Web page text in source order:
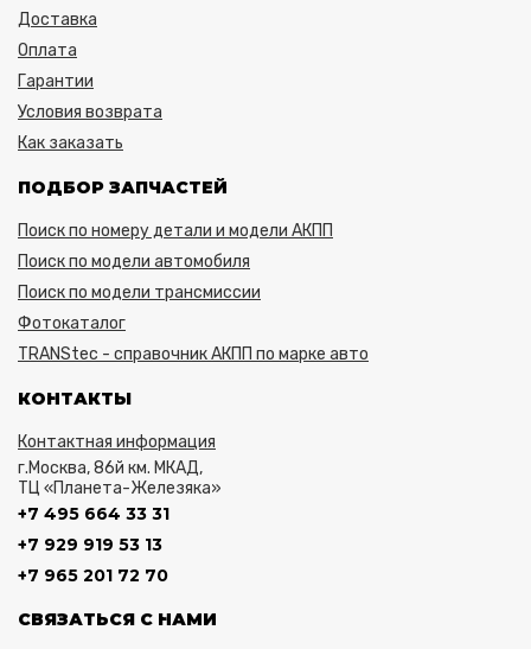
Доставка
Оплата
Гарантии
Условия возврата
Как заказать
ПОДБОР ЗАПЧАСТЕЙ
Поиск по номеру детали и модели АКПП
Поиск по модели автомобиля
Поиск по модели трансмиссии
Фотокаталог
TRANStec - справочник АКПП по марке авто
КОНТАКТЫ
Контактная информация
г.Москва, 86й км. МКАД,
ТЦ «Планета-Железяка»
+7 495 664 33 31
+7 929 919 53 13
+7 965 201 72 70
СВЯЗАТЬСЯ С НАМИ